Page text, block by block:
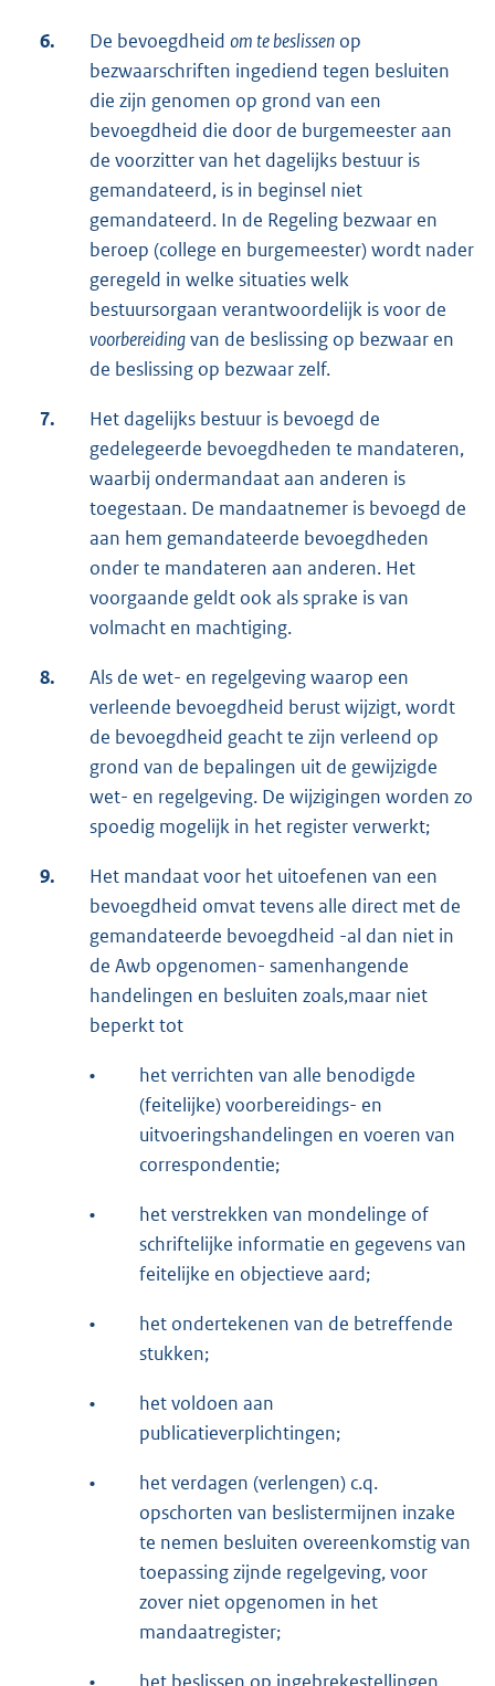
6. De bevoegdheid om te beslissen op
bezwaarschriften ingediend tegen besluiten
die zijn genomen op grond van een
bevoegdheid die door de burgemeester aan
de voorzitter van het dagelijks bestuur is
gemandateerd, is in beginsel niet
gemandateerd. In de Regeling bezwaar en
beroep (college en burgemeester) wordt nader
geregeld in welke situaties welk
bestuursorgaan verantwoordelijk is voor de
voorbereidingvan de beslissing op bezwaar en
de beslissing op bezwaar zelf.
7.
Het dagelijks bestuur is bevoegd de
gedelegeerde bevoegdheden te mandateren,
waarbij ondermandaat aan anderen is
toegestaan. De mandaatnemer is bevoegd de
aan hem gemandateerde bevoegdheden
onder te mandateren aan anderen. Het
voorgaande geldt ook als sprake is van
volmacht en machtiging.
8.
Als de wet- en regelgeving waarop een
verleende bevoegdheid berust wijzigt, wordt
de bevoegdheid geacht te zijn verleend op
grond van de bepalingen uit de gewijzigde
wet- en regelgeving. De wijzigingen worden zo
spoedig mogelijk in het register verwerkt;
9.
Het mandaat voor het uitoefenen van een
bevoegdheid omvat tevens alle direct met de
gemandateerde bevoegdheid -al dan niet in
de Awb opgenomen- samenhangende
handelingen en besluiten zoals,maar niet
beperkt tot
•
het verrichten van alle benodigde
(feitelijke) voorbereidings- en
uitvoeringshandelingen en voeren van
correspondentie;
•
het verstrekken van mondelinge of
schriftelijke informatie en gegevens van
feitelijke en objectieve aard;
•
het ondertekenen van de betreffende
stukken;
•
het voldoen aan
publicatieverplichtingen;
•
het verdagen (verlengen) c.q.
opschorten van beslistermijnen inzake
te nemen besluiten overeenkomstig van
toepassing zijnde regelgeving, voor
zover niet opgenomen in het
mandaatregister;